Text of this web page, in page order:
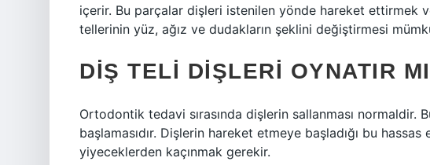
içerir. Bu parçalar dişleri istenilen yönde hareket ettirmek
tellerinin yüz, ağız ve dudakların şeklini değiştirmesi
DIŞ TELI DIŞLERI OYNATIR
Ortodontik tedavi sırasında dişlerin sallanması normaldir.
başlamasıdır. Dişlerin hareket etmeye başladığı bu
yiyeceklerden kaçınmak gerekir.